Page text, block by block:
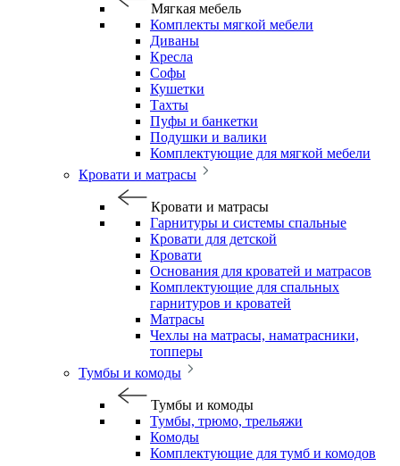
Мягкая мебель
Комплекты мягкой мебели
Диваны
Кресла
Софы
Кушетки
Тахты
Пуфы и банкетки
Подушки и валики
Комплектующие для мягкой мебели
Кровати и матрасы
Кровати и матрасы
Гарнитуры и системы спальные
Кровати для детской
Кровати
Основания для кроватей и матрасов
Комплектующие для спальных
гарнитуров и кроватей
Матрасы
Чехлы на матрасы, наматрасники,
топперы
Тумбы и комоды
Тумбы и комоды
Тумбы, трюмо, трельяжи
Комоды
Комплектующие для тумб и комодов